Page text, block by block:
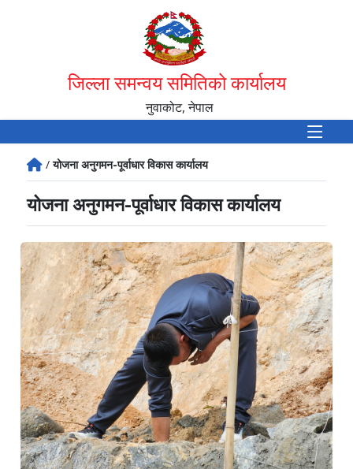
जिल्ला समन्वय समितिको कार्यालय
नुवाकोट, नेपाल
/योजना अनुगमन-पूर्वाधार विकास कार्यालय
योजना अनुगमन-पूर्वाधार विकास कार्यालय